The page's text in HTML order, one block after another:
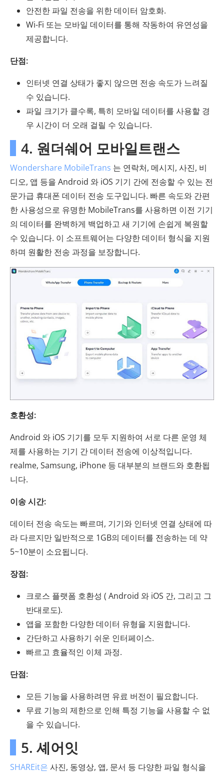
안전한 파일 전송을 위한 데이터 암호화.
Wi-Fi 또는 모바일 데이터를 통해 작동하여 유연성을
제공합니다.
단점:
인터넷 연결 상태가 좋지 않으면 전송 속도가 느려질
수 있습니다.
파일 크기가 클수록, 특히 모바일 데이터를 사용할 경
우 시간이 더 오래 걸릴 수 있습니다.
4. 원더쉐어 모바일트랜스
Wondershare MobileTrans 는 연락처, 메시지, 사진, 비
디오, 앱 등을 Android 와 iOS 기기 간에 전송할 수 있는 전
문가급 휴대폰 데이터 전송 도구입니다. 빠른 속도와 간편
한 사용성으로 유명한 MobileTrans를 사용하면 이전 기기
의 데이터를 완벽하게 백업하고 새 기기에 손쉽게 복원할
수 있습니다. 이 소프트웨어는 다양한 데이터 형식을 지원
하며 원활한 전송 과정을 보장합니다.
호환성:
Android 와 iOS 기기를 모두 지원하여 서로 다른 운영 체
제를 사용하는 기기 간 데이터 전송에 이상적입니다.
realme, Samsung, iPhone 등 대부분의 브랜드와 호환됩
니다.
이송 시간:
데이터 전송 속도는 빠르며, 기기와 인터넷 연결 상태에 따
라 다르지만 일반적으로 1GB의 데이터를 전송하는 데 약
5~10분이 소요됩니다.
장점:
크로스 플랫폼 호환성 ( Android 와 iOS 간, 그리고 그
반대로도).
앱을 포함한 다양한 데이터 유형을 지원합니다.
간단하고 사용하기 쉬운 인터페이스.
빠르고 효율적인 이체 과정.
단점:
모든 기능을 사용하려면 유료 버전이 필요합니다.
무료 기능의 제한으로 인해 특정 기능을 사용할 수 없
을 수 있습니다.
5. 셰어잇
SHAREit은 사진, 동영상, 앱, 문서 등 다양한 파일 형식을